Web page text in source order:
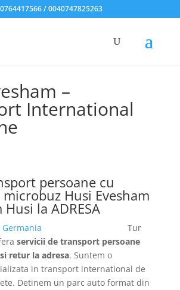
/ 0040747825263
–
International
persoane cu
Husi Evesham
la ADRESA
Tur
servicii de transport persoane
retur la adresa. Suntem o
in transport international de
Detinem un parc auto format din